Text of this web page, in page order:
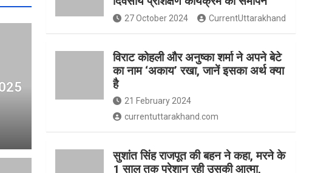
27 October 2024 CurrentUttarakhand
विराट कोहली और अनुष्का शर्मा ने अपने बेटे
का नाम ‘अकाय’ रखा, जानें इसका अर्थ क्‍या
है
21 February 2024
currentuttarakhand.com
सुशांत सिंह राजपूत की बहन ने कहा, मरने के
1 साल तक परेशान रही उसकी आत्मा,